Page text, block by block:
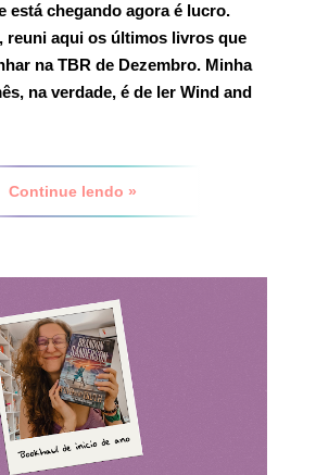
está chegando agora é lucro.
reuni aqui os últimos livros que
naTBR de Dezembro. Minha
na verdade, é de ler Wind and
Continue lendo »